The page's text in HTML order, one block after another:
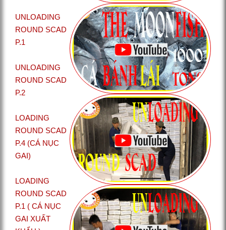
UNLOADING
ROUND SCAD
P.1
UNLOADING
ROUND SCAD
P.2
LOADING
ROUND SCAD
P.4 (CÁ NỤC
GAI)
LOADING
ROUND SCAD
P.1 ( CÁ NỤC
GAI XUẤT